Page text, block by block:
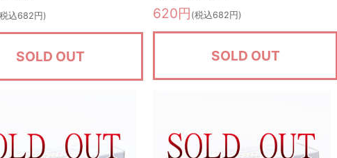
込682円)
SOLD OUT
620円 (税込682円)
SOLD OUT